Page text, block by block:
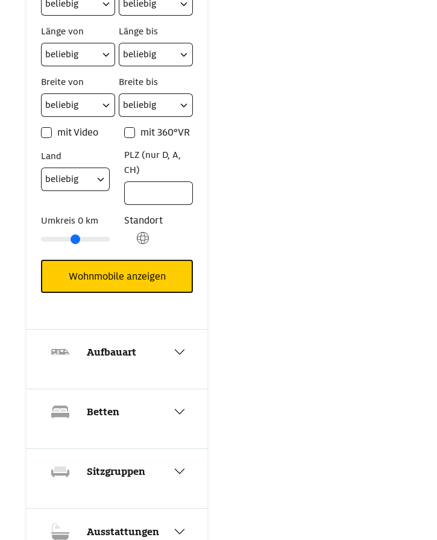
Länge von Länge bis
Breite von Breite bis
mit Video mit 360°VR
Land
PLZ (nur D, A,
CH)
Umkreis 0 km Standort
Wohnmobile anzeigen
Aufbauart
Betten
Sitzgruppen
Ausstattungen